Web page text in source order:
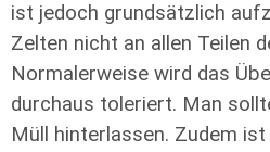
ist jedoch grundsätzlich
Zelten nicht an allen Teilen
Normalerweise wird das
durchaus toleriert. Man
Müll hinterlassen. Zudem